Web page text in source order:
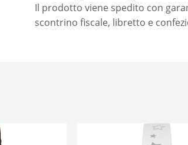
Il prodotto viene spedito con
scontrino fiscale, libretto e